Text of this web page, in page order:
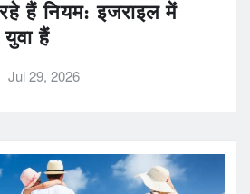
हैं नियम: इजराइल में
युवा हैं
Jul 29, 2026